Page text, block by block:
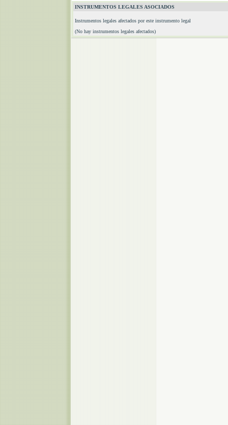
INSTRUMENTOS LEGALES ASOCIADOS
Instrumentos legales afectados por este instrumento legal
(No hay instrumentos legales afectados)